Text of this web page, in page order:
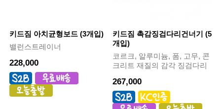
키드짐 아치균형보드 (3개입)
밸런스트레이너
228,000
키드짐 촉감징검다리건너기 (5
개입)
코르크, 알루미늄, 폼, 고무, 콘
크리트 재질의 감각 징검다리
267,000